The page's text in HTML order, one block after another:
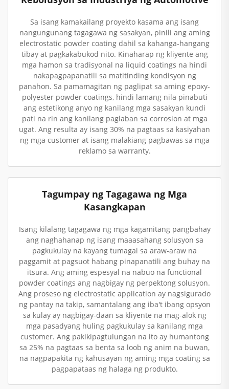
Sa isang kamakailang proyekto kasama ang isang
nangungunang tagagawa ng sasakyan, pinili ang aming
electrostatic powder coating dahil sa kahanga-hangang
tibay at pagkakabukod nito. Kinaharap ng kliyente ang
mga hamon sa tradisyonal na liquid coatings na hindi
nakapagpapanatili sa matitinding kondisyon ng
panahon. Sa pamamagitan ng paglipat sa aming epoxy-
polyester powder coatings, hindi lamang nila pinabuti
ang estetikong anyo ng kanilang mga sasakyan kundi
pati na rin ang kanilang paglaban sa corrosion at mga
ugat. Ang resulta ay isang 30% na pagtaas sa kasiyahan
ng mga customer at isang malakiang pagbawas sa mga
reklamo sa warranty.
Tagumpay ng Tagagawa ng Mga
Kasangkapan
Isang kilalang tagagawa ng mga kagamitang pangbahay
ang naghahanap ng isang maaasahang solusyon sa
pagkukulay na kayang tumagal sa araw-araw na
paggamit at pagsuot habang pinapanatili ang buhay na
itsura. Ang aming espesyal na nabuo na functional
powder coatings ang nagbigay ng perpektong solusyon.
Ang proseso ng electrostatic application ay nagsigurado
ng pantay na takip, samantalang ang iba't ibang opsyon
sa kulay ay nagbigay-daan sa kliyente na mag-alok ng
mga pasadyang huling pagkukulay sa kanilang mga
customer. Ang pakikipagtulungan na ito ay humantong
sa 25% na pagtaas sa benta sa loob ng anim na buwan,
na nagpapakita ng kahusayan ng aming mga coating sa
pagpapataas ng halaga ng produkto.